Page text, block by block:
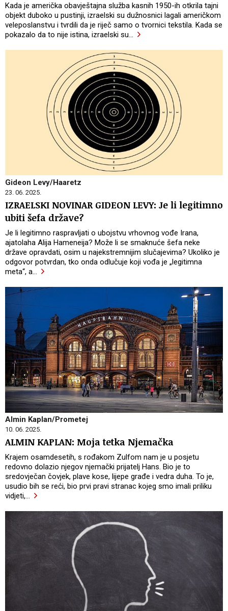
Kada je američka obavještajna služba kasnih 1950-ih otkrila tajni
objekt duboko u pustinji, izraelski su dužnosnici lagali američkom
veleposlanstvu i tvrdili da je riječ samo o tvornici tekstila. Kada se
pokazalo da to nije istina, izraelski su
Gideon Levy/Haaretz
23. 06. 2025.
IZRAELSKI NOVINAR GIDEON LEVY: Je li legitimno
ubiti šefa države?
Je li legitimno raspravljati o ubojstvu vrhovnog vođe Irana,
ajatolaha Alija Hameneija? Može li se smaknuće šefa neke
države opravdati, osim u najekstremnijim slučajevima? Ukoliko je
odgovor potvrdan, tko onda odlučuje koji vođa je „legitimna
meta“, a…
Almin Kaplan/Prometej
10. 06. 2025.
ALMIN KAPLAN: Moja tetka Njemačka
Krajem osamdesetih, s rođakom Zulfom nam je u posjetu
redovno dolazio njegov njemački prijatelj Hans. Bio je to
sredovječan čovjek, plave kose, lijepe građe i vedra duha. To je,
usudio bih se reći, bio prvi pravi stranac kojeg smo imali priliku
vidjeti,…